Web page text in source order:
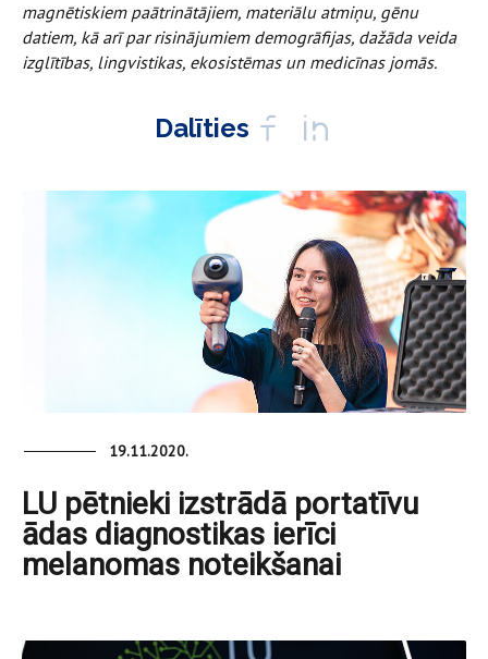
magnētiskiem paātrinātājiem, materiālu atmiņu, gēnu
datiem, kā arī par risinājumiem demogrāfijas, dažāda veida
izglītības, lingvistikas, ekosistēmas un medicīnas jomās.
Dalīties
19.11.2020.
LU pētnieki izstrādā portatīvu
ādas diagnostikas ierīci
melanomas noteikšanai